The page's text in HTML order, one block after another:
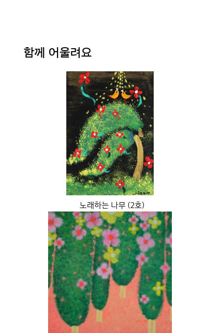
함께 어울려요
노래하는 나무 (2호)